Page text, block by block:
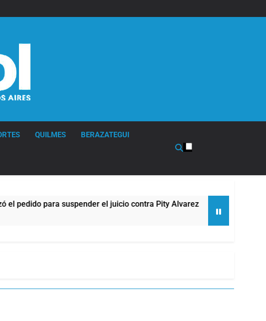
QUILMES BERAZATEGUI
para suspender el juicio contra Pity Alvarez